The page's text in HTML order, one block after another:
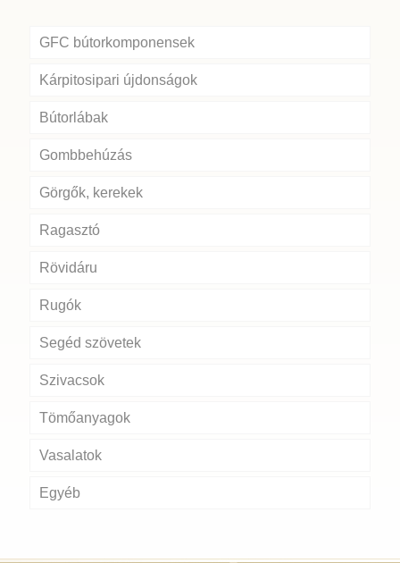
GFC bútorkomponensek
Kárpitosipari újdonságok
Bútorlábak
Gombbehúzás
Görgők, kerekek
Ragasztó
Rövidáru
Rugók
Segéd szövetek
Szivacsok
Tömőanyagok
Vasalatok
Egyéb